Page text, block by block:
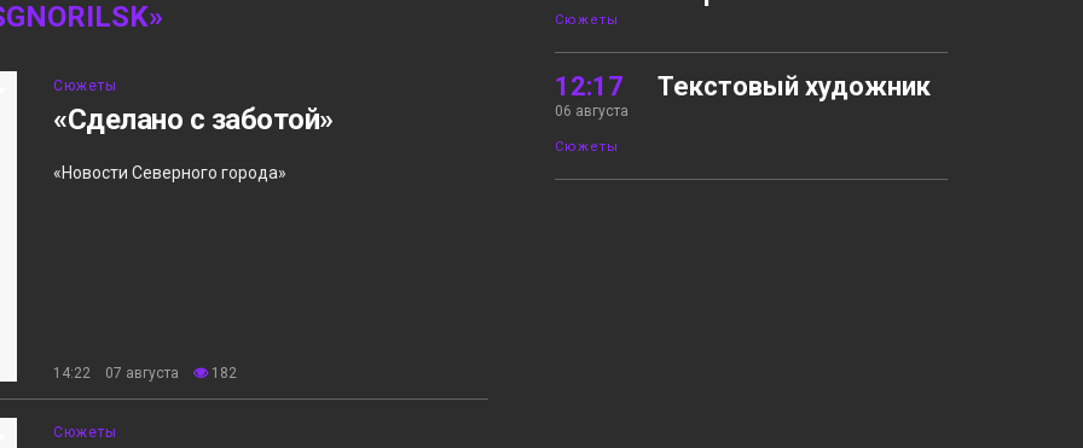
Сюжеты
«Сделано с заботой»
«Новости Северного города»
14:22 07 августа 182
Сюжеты
Сюжеты
12:17
06 августа
Сюжеты
Текстовый художник